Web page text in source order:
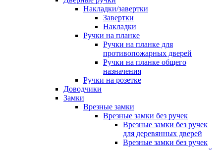
Накладки/завертки
Завертки
Накладки
Ручки на планке
Ручки на планке для
противопожарных дверей
Ручки на планке общего
назначения
Ручки на розетке
Доводчики
Замки
Врезные замки
Врезные замки без ручек
Врезные замки без ручек
для деревянных дверей
Врезные замки без ручек